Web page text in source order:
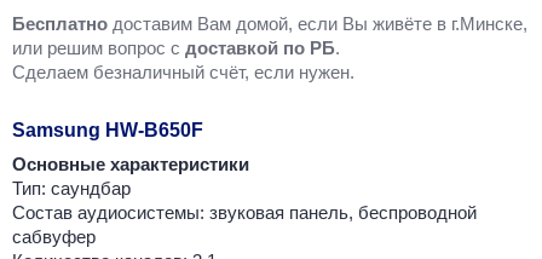
Бесплатно доставим Вам домой, если Вы живёте в г.Минске,
или решим вопрос с доставкой по РБ.
Cделаем безналичный счёт, если нужен.
Samsung HW-B650F
Основные характеристики
Тип: саундбар
Состав аудиосистемы: звуковая панель, беспроводной
сабвуфер